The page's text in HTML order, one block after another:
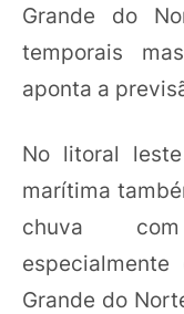
Grande do
temporais
aponta a
No litoral
marítima
chuva
Grande do